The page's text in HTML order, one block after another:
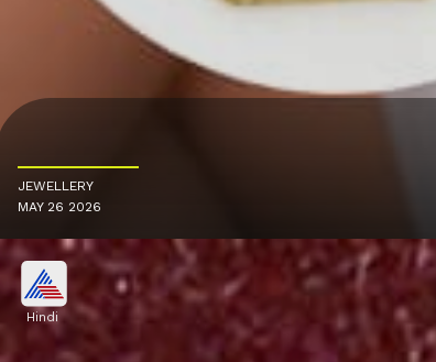
JEWELLERY
MAY 26 2026
Hindi